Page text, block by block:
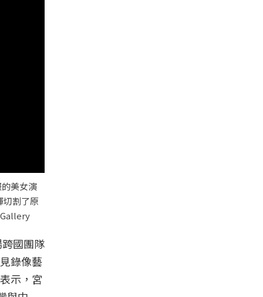
美女演
切割了原
國團隊
錄像藝
示，宮